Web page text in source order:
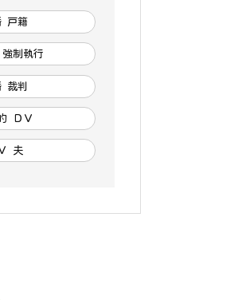
戸籍
制執行
裁判
ＤＶ
夫